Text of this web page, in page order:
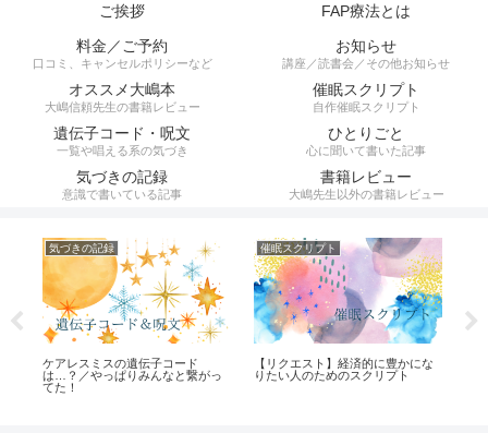
ご挨拶
FAP療法とは
料金／ご予約
口コミ、キャンセルポリシーなど
お知らせ
講座／読書会／その他お知らせ
オススメ大嶋本
大嶋信頼先生の書籍レビュー
催眠スクリプト
自作催眠スクリプト
遺伝子コード・呪文
一覧や唱える系の気づき
ひとりごと
心に聞いて書いた記事
気づきの記録
意識で書いている記事
書籍レビュー
大嶋先生以外の書籍レビュー
気づきの記録
ケアレスミスの遺伝子コード
は…？／やっぱりみんなと繋がっ
てた！
催眠スクリプト
【リクエスト】経済的に豊かにな
りたい人のためのスクリプト